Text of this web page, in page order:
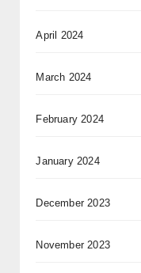
April 2024
March 2024
February 2024
January 2024
December 2023
November 2023